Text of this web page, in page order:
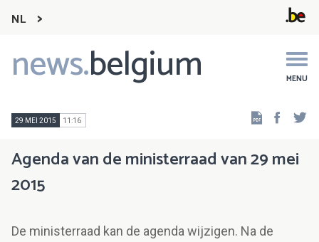
NL
news.belgium MENU
Main
navigation
29 MEI 2015 11:16
Agenda van de ministerraad van 29 mei
2015
De ministerraad kan de agenda wijzigen. Na de